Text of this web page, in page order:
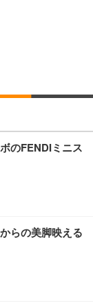
ワーク 疲れな
ト 約105度ロッ
昇降 強化ナイロ
ーク H-WY01
クチェア メッシ
ロッキング機
ね上げ式アーム
ック)
疲れない テレ
ロッキング機
ね上げ式アーム
ー | FlexScan
Type-C・ホワ
ター | FlexScan
充電
チ 液晶モニタ
HDMI/DisplayP
イベル VESA対
型 レギュラー 1
型 ワイド 42枚
ルー)
型犬用 26枚入
Amazon.co.jp
マ ペットシーツ
(ケース販売)
のFENDIミニス
らの美脚映える